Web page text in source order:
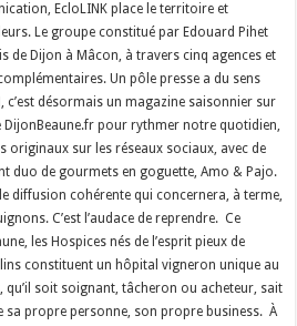
EcloLINK place le territoire et
Le groupe constitué par Edouard Pihet
de Dijon à Mâcon, à travers cinq agences et
Un pôle presse a du sens
désormais un magazine saisonnier sur
DijonBeaune.fr pour rythmer notre quotidien,
originaux sur les réseaux sociaux, avec de
duo de gourmets en goguette, Amo & Pajo.
diffusion cohérente qui concernera, à terme,
C’est l’audace de reprendre. Ce
les Hospices nés de l’esprit pieux de
constituent un hôpital vigneron unique au
qu’il soit soignant, tâcheron ou acheteur, sait
sa propre personne, son propre business. À